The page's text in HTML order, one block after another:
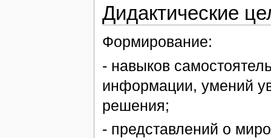
Дидактические
Формирование:
- навыков
информации, умений
решения;
- представлений о